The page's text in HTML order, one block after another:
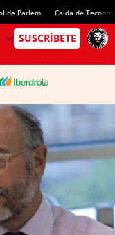
de Parlem Caída de